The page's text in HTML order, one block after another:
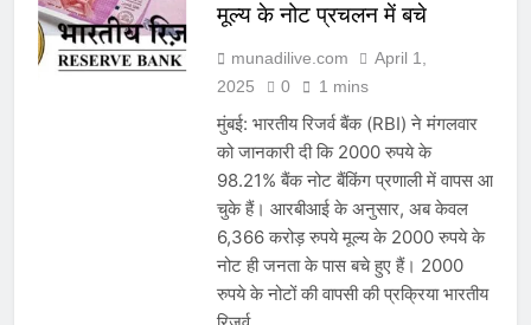
मूल्य के नोट प्रचलन में बचे
munadilive.com
April 1,
2025
0 1 mins
मुंबई: भारतीय रिजर्व बैंक (RBI) ने मंगलवार
को जानकारी दी कि 2000 रुपये के
98.21% बैंक नोट बैंकिंग प्रणाली में वापस आ
चुके हैं। आरबीआई के अनुसार, अब केवल
6,366 करोड़ रुपये मूल्य के 2000 रुपये के
नोट ही जनता के पास बचे हुए हैं। 2000
रुपये के नोटों की वापसी की प्रक्रिया भारतीय